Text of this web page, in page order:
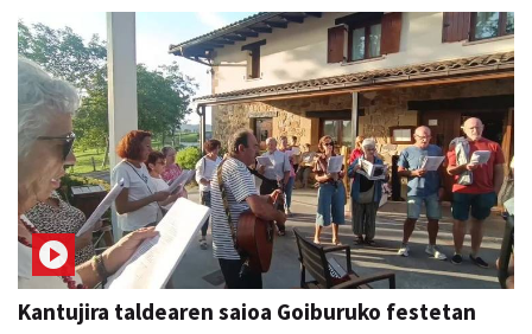
Kantujira taldearen saioa Goiburuko festetan